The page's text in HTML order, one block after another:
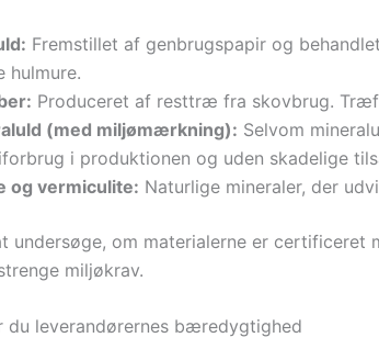
Fremstillet af genbrugspapir og
hulmure.
Produceret af resttræ fra skovbrug.
(med miljømærkning): Selvom
i produktionen og uden skadelige
og vermiculite: Naturlige mineraler, der
undersøge, om materialerne er
miljøkrav.
du leverandørernes bæredygtighed